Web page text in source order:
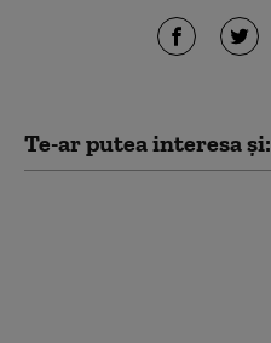
Te-ar putea interesa și: